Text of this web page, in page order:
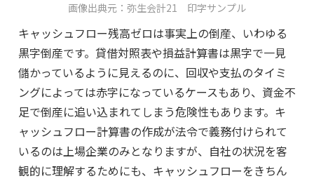
画像出典元：弥生会計21 印字サンプル
キャッシュフロー残高ゼロは事実上の倒産、いわゆる
黒字倒産です。貸借対照表や損益計算書は黒字で一見
儲かっているように見えるのに、回収や支払のタイミ
ングによっては赤字になっているケースもあり、資金不
足で倒産に追い込まれてしまう危険性もあります。キ
ャッシュフロー計算書の作成が法令で義務付けられて
いるのは上場企業のみとなりますが、自社の状況を客
観的に理解するためにも、キャッシュフローをきちん